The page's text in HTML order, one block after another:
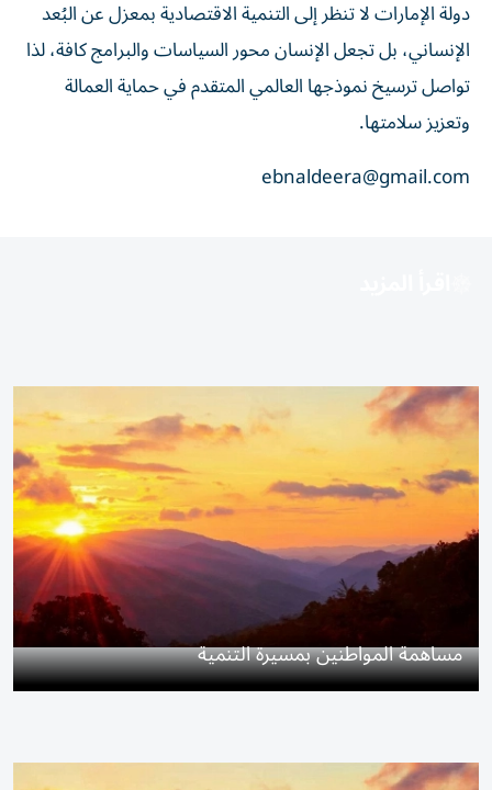
دولة الإمارات لا تنظر إلى التنمية الاقتصادية بمعزل عن البُعد
الإنساني، بل تجعل الإنسان محور السياسات والبرامج كافة، لذا
تواصل ترسيخ نموذجها العالمي المتقدم في حماية العمالة
وتعزيز سلامتها.
ebnaldeera@gmail.com
مساهمة المواطنين بمسيرة التنمية